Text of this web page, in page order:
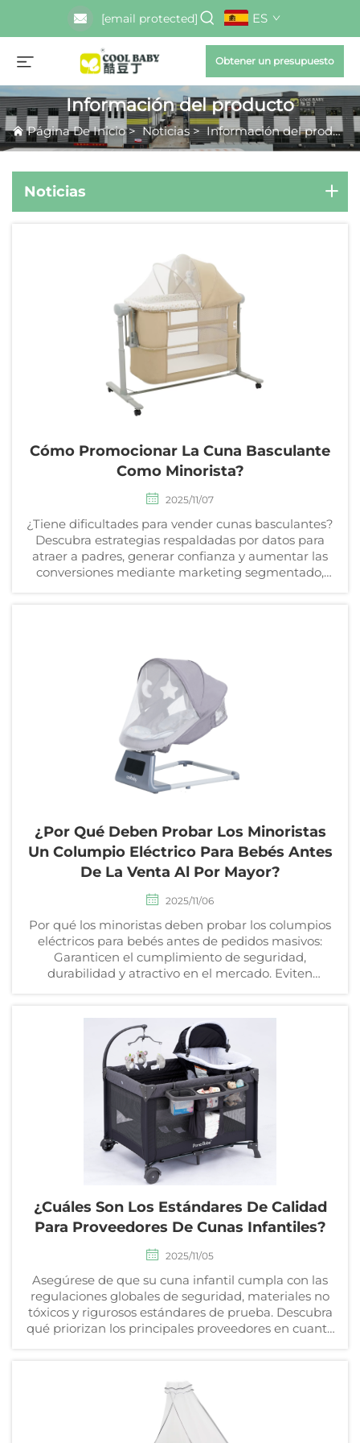
[email protected] ES
Obtener un presupuesto
Información del producto
Página De Inicio>Noticias>Información del producto
Noticias
Cómo Promocionar La Cuna Basculante
Como Minorista?
2025/11/07
¿Tiene dificultades para vender cunas basculantes?
Descubra estrategias respaldadas por datos para
atraer a padres, generar confianza y aumentar las
conversiones mediante marketing segmentado,
¿Por Qué Deben Probar Los Minoristas
Un Columpio Eléctrico Para Bebés Antes
De La Venta Al Por Mayor?
2025/11/06
Por qué los minoristas deben probar los columpios
eléctricos para bebés antes de pedidos masivos:
Garanticen el cumplimiento de seguridad,
durabilidad y atractivo en el mercado. Eviten
¿Cuáles Son Los Estándares De Calidad
Para Proveedores De Cunas Infantiles?
2025/11/05
Asegúrese de que su cuna infantil cumpla con las
regulaciones globales de seguridad, materiales no
tóxicos y rigurosos estándares de prueba. Descubra
qué priorizan los principales proveedores en cuanto